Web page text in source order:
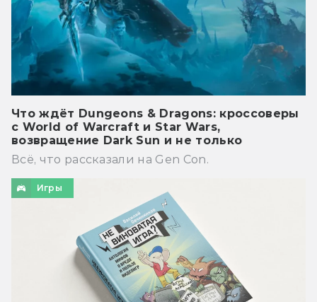
Что ждёт Dungeons & Dragons: кроссоверы
с World of Warcraft и Star Wars,
возвращение Dark Sun и не только
Всё, что рассказали на Gen Con.
Игры